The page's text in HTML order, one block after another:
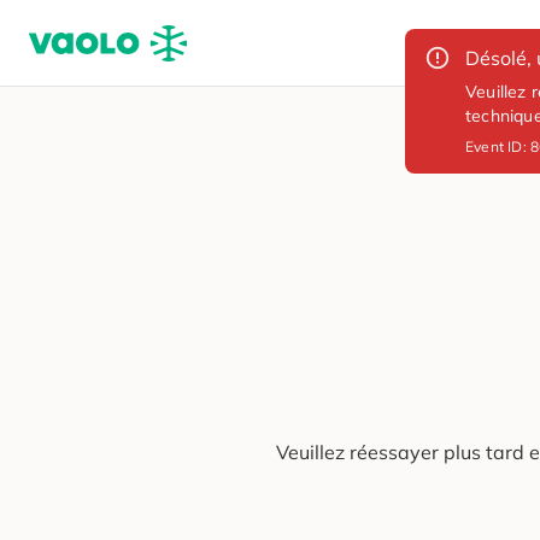
Désolé,
Veuillez
Event ID:
Veuillez réessayer plus tard